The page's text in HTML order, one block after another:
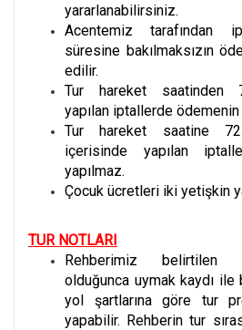
yararlanabilirsiniz.
Acentemiz tarafından
süresine bakılmaksızın
edilir.
Tur hareket saatinden
yapılan iptallerde
Tur hareket saatine
içerisinde yapılan
yapılmaz.
Çocuk ücretleri iki yetişkin
TUR NOTLARI
Rehberimiz belirtilen
olduğunca uymak kaydı
yol şartlarına göre tur
yapabilir. Rehberin tur